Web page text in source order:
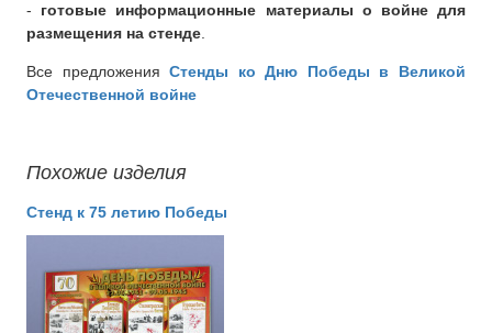
- готовые информационные материалы о войне для
размещения на стенде.
Все предложенияСтенды ко Дню Победы в Великой
Отечественной войне
Похожие изделия
Стенд к 75 летию Победы